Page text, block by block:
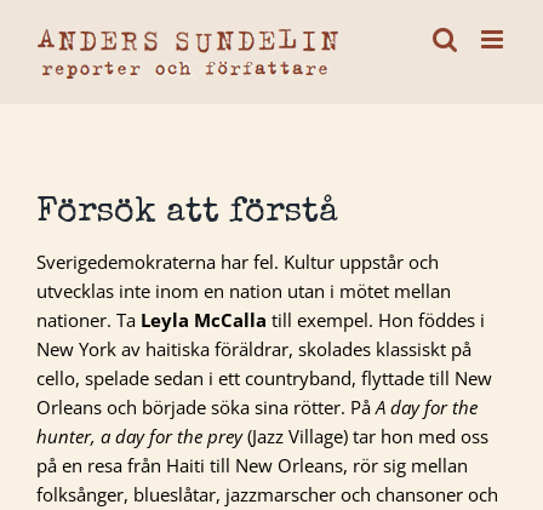
innehållet
Försök att förstå
Sverigedemokraterna har fel. Kultur uppstår och
utvecklas inte inom en nation utan i mötet mellan
nationer. Ta Leyla McCalla till exempel. Hon föddes i
New York av haitiska föräldrar, skolades klassiskt på
cello, spelade sedan i ett countryband, flyttade till New
Orleans och började söka sina rötter. PåA day for the
hunter, a day for the prey(Jazz Village) tar hon med oss
på en resa från Haiti till New Orleans, rör sig mellan
folksånger, blueslåtar, jazzmarscher och chansoner och